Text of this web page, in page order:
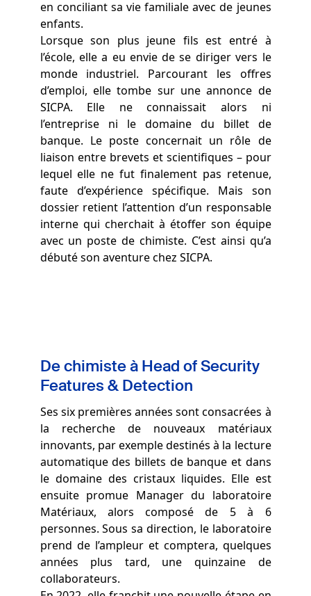
conviction.
en conciliant sa vie familiale avec de jeunes
enfants.
Lorsque son plus jeune fils est entré à
l’école, elle a eu envie de se diriger vers le
monde industriel. Parcourant les offres
d’emploi, elle tombe sur une annonce de
SICPA. Elle ne connaissait alors ni
l’entreprise ni le domaine du billet de
banque. Le poste concernait un rôle de
liaison entre brevets et scientifiques – pour
lequel elle ne fut finalement pas retenue,
faute d’expérience spécifique. Mais son
dossier retient l’attention d’un responsable
interne qui cherchait à étoffer son équipe
avec un poste de chimiste. C’est ainsi qu’a
débuté son aventure chez SICPA.
De chimiste à Head of Security
Features & Detection
Ses six premières années sont consacrées à
la recherche de nouveaux matériaux
innovants, par exemple destinés à la lecture
automatique des billets de banque et dans
le domaine des cristaux liquides. Elle est
ensuite promue Manager du laboratoire
Matériaux, alors composé de 5 à 6
personnes. Sous sa direction, le laboratoire
prend de l’ampleur et comptera, quelques
années plus tard, une quinzaine de
collaborateurs.